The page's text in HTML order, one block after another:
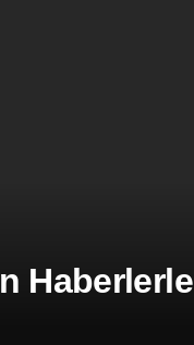
Haberlerle